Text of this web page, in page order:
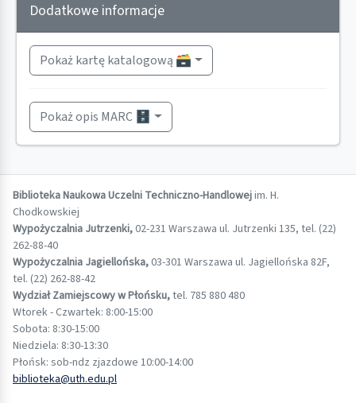
Dodatkowe informacje
Pokaż kartę katalogową 🗃️
Pokaż opis MARC 🗄️
Biblioteka Naukowa Uczelni Techniczno-Handlowejim. H.
Chodkowskiej
Wypożyczalnia Jutrzenki,02-231 Warszawa ul. Jutrzenki 135, tel. (22)
262-88-40
Wypożyczalnia Jagiellońska,03-301 Warszawa ul. Jagiellońska 82F,
tel. (22) 262-88-42
Wydział Zamiejscowy w Płońsku,tel. 785 880 480
Wtorek - Czwartek: 8:00-15:00
Sobota: 8:30-15:00
Niedziela: 8:30-13:30
Płońsk: sob-ndz zjazdowe 10:00-14:00
biblioteka@uth.edu.pl